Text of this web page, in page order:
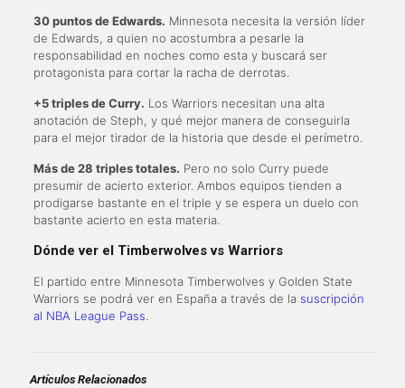
30 puntos de Edwards. Minnesota necesita la versión líder
de Edwards, a quien no acostumbra a pesarle la
responsabilidad en noches como esta y buscará ser
protagonista para cortar la racha de derrotas.
+5 triples de Curry. Los Warriors necesitan una alta
anotación de Steph, y qué mejor manera de conseguirla
para el mejor tirador de la historia que desde el perímetro.
Más de 28 triples totales. Pero no solo Curry puede
presumir de acierto exterior. Ambos equipos tienden a
prodigarse bastante en el triple y se espera un duelo con
bastante acierto en esta materia.
Dónde ver el Timberwolves vs Warriors
El partido entre Minnesota Timberwolves y Golden State
Warriors se podrá ver en España a través de la suscripción
al NBA League Pass.
Artículos Relacionados